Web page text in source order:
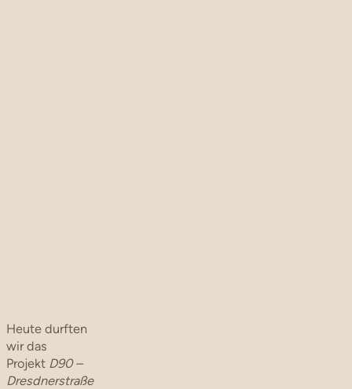
Heute durften
wir das
Projekt D90 –
Dresdnerstraße